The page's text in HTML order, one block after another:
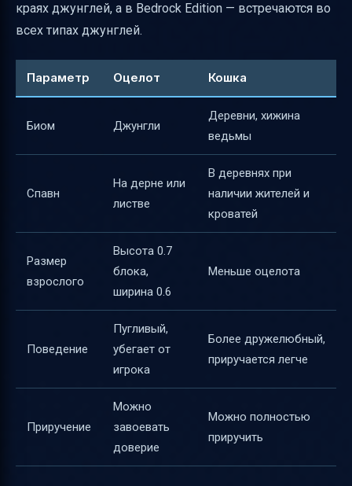
краях джунглей, а в Bedrock Edition — встречаются во
всех типах джунглей.
Параметр Оцелот Кошка
Биом Джунгли
Деревни, хижина
ведьмы
Спавн
На дерне или
листве
В деревнях при
наличии жителей и
кроватей
Размер
взрослого
Высота 0.7
блока,
ширина 0.6
Меньше оцелота
Поведение
Пугливый,
убегает от
игрока
Более дружелюбный,
приручается легче
Приручение
Можно
завоевать
доверие
Можно полностью
приручить